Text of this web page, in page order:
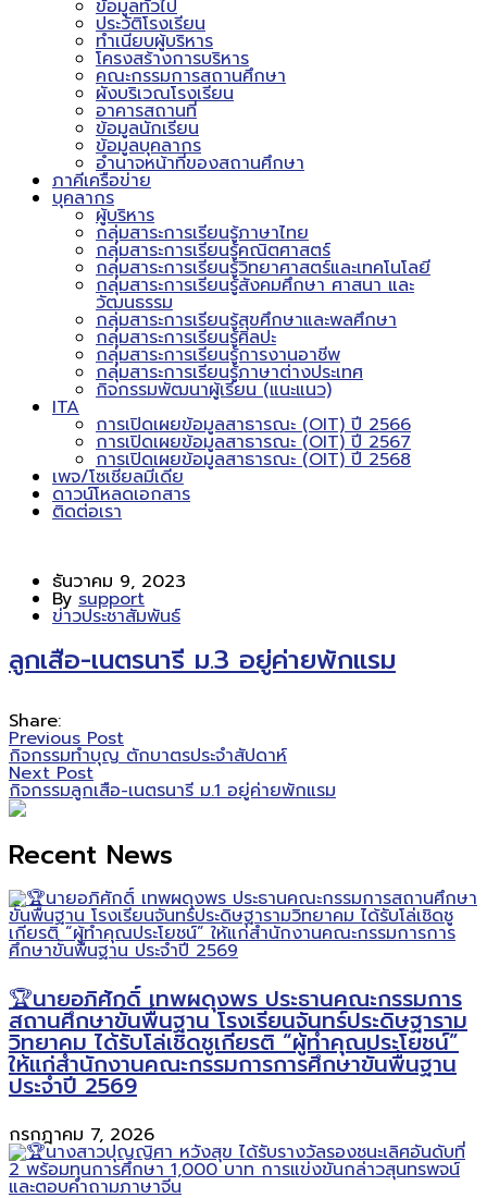
ข้อมูลทั่วไป
ประวัติโรงเรียน
ทำเนียบผู้บริหาร
โครงสร้างการบริหาร
คณะกรรมการสถานศึกษา
ผังบริเวณโรงเรียน
อาคารสถานที่
ข้อมูลนักเรียน
ข้อมูลบุคลากร
อำนาจหน้าที่ของสถานศึกษา
ภาคีเครือข่าย
บุคลากร
ผู้บริหาร
กลุ่มสาระการเรียนรู้ภาษาไทย
กลุ่มสาระการเรียนรู้คณิตศาสตร์
กลุ่มสาระการเรียนรู้วิทยาศาสตร์และเทคโนโลยี
กลุ่มสาระการเรียนรู้สังคมศึกษา ศาสนา และ
วัฒนธรรม
กลุ่มสาระการเรียนรู้สุขศึกษาและพลศึกษา
กลุ่มสาระการเรียนรู้ศิลปะ
กลุ่มสาระการเรียนรู้การงานอาชีพ
กลุ่มสาระการเรียนรู้ภาษาต่างประเทศ
กิจกรรมพัฒนาผู้เรียน (แนะแนว)
ITA
การเปิดเผยข้อมูลสาธารณะ (OIT) ปี 2566
การเปิดเผยข้อมูลสาธารณะ (OIT) ปี 2567
การเปิดเผยข้อมูลสาธารณะ (OIT) ปี 2568
เพจ/โซเชียลมีเดีย
ดาวน์โหลดเอกสาร
ติดต่อเรา
ธันวาคม 9, 2023
By support
ข่าวประชาสัมพันธ์
ลูกเสือ-เนตรนารี ม.3 อยู่ค่ายพักแรม
Share:
Previous Post
กิจกรรมทำบุญ ตักบาตรประจำสัปดาห์
Next Post
กิจกรรมลูกเสือ-เนตรนารี ม.1 อยู่ค่ายพักแรม
Recent News
🏆นายอภิศักดิ์ เทพผดุงพร ประธานคณะกรรมการ
สถานศึกษาขั้นพื้นฐาน โรงเรียนจันทร์ประดิษฐาราม
วิทยาคม ได้รับโล่เชิดชูเกียรติ “ผู้ทำคุณประโยชน์”
ให้แก่สำนักงานคณะกรรมการการศึกษาขั้นพื้นฐาน
ประจำปี 2569
กรกฎาคม 7, 2026